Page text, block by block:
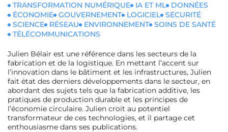
TRANSFORMATION NUMÉRIQUE IA ET ML
DONNÉES
ÉCONOMIE GOUVERNEMENT LOGICIEL SÉCURITÉ
SCIENCE
RÉSEAU ENVIRONNEMENT SOINS DE SANTÉ
TÉLÉCOMMUNICATIONS
Julien Bélair est une référence dans les secteurs de la
fabrication et de la logistique. En mettant l’accent sur
l’innovation dans le bâtiment et les infrastructures, Julien
fait état des derniers développements dans le secteur, en
abordant des sujets tels que la fabrication additive, les
pratiques de production durable et les principes de
l’économie circulaire. Julien croit au potentiel
transformateur de ces technologies, et il partage cet
enthousiasme dans ses publications.